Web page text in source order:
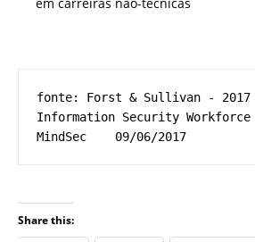
fonte: Forst & Sullivan - 2017
Information Security Workforce
MindSec    09/06/2017
Share this: